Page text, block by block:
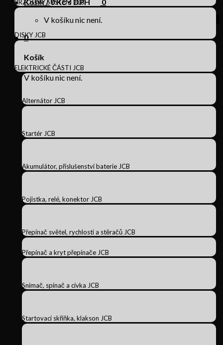
V košíku nic není.
0
Košík
V košíku nic není.
BRZDOVÝ SYSTÉM JCB
DISKY JCB
ELEKTRICKÉ ČÁSTI JCB
Alternátor JCB
Startér JCB
Akumulátor, příslušenství baterie JCB
Pojistka, relé, konektor JCB
Přepínač světel, rychlosti a stěračů JCB
Přepínač a kryt přepínače JCB
Snímač, spínač a cívka JCB
Startovací skříňka, klakson JCB